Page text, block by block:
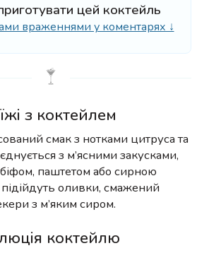
цей коктейль
враженнями у коментарях ↓
з коктейлем
смак з нотками цитруса та
з м’ясними закусками,
паштетом або сирною
оливки, смажений
з м’яким сиром.
коктейлю